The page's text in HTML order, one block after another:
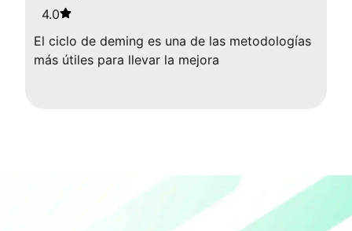
4.0
El ciclo de deming es una de las metodologías
más útiles para llevar la mejora